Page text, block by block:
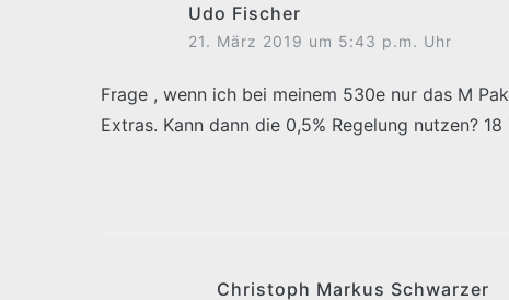
Udo Fischer
21. März 2019 um 5:43 p.m. Uhr
Frage , wenn ich bei meinem 530e nur das M
Extras. Kann dann die 0,5% Regelung nutzen?
Christoph Markus Schwarzer